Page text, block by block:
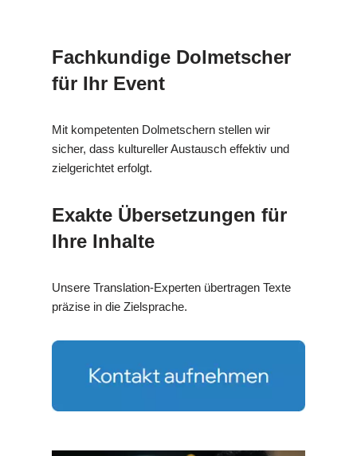
Fachkundige Dolmetscher
für Ihr Event
Mit kompetenten Dolmetschern stellen wir
sicher, dass kultureller Austausch effektiv und
zielgerichtet erfolgt.
Exakte Übersetzungen für
Ihre Inhalte
Unsere Translation-Experten übertragen Texte
präzise in die Zielsprache.